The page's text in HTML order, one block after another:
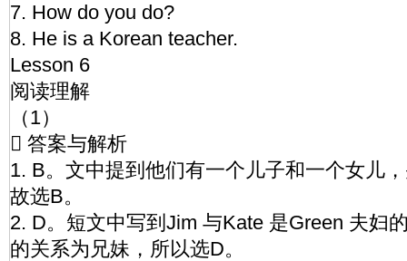
7. How do you do?
8. He is a Korean teacher.
Lesson 6
阅读理解
（1）
 答案与解析
1. B。文中提到他们有一个儿子和一个女儿
故选B。
2. D。短文中写到Jim 与Kate 是Green 夫妇
的关系为兄妹，所以选D。